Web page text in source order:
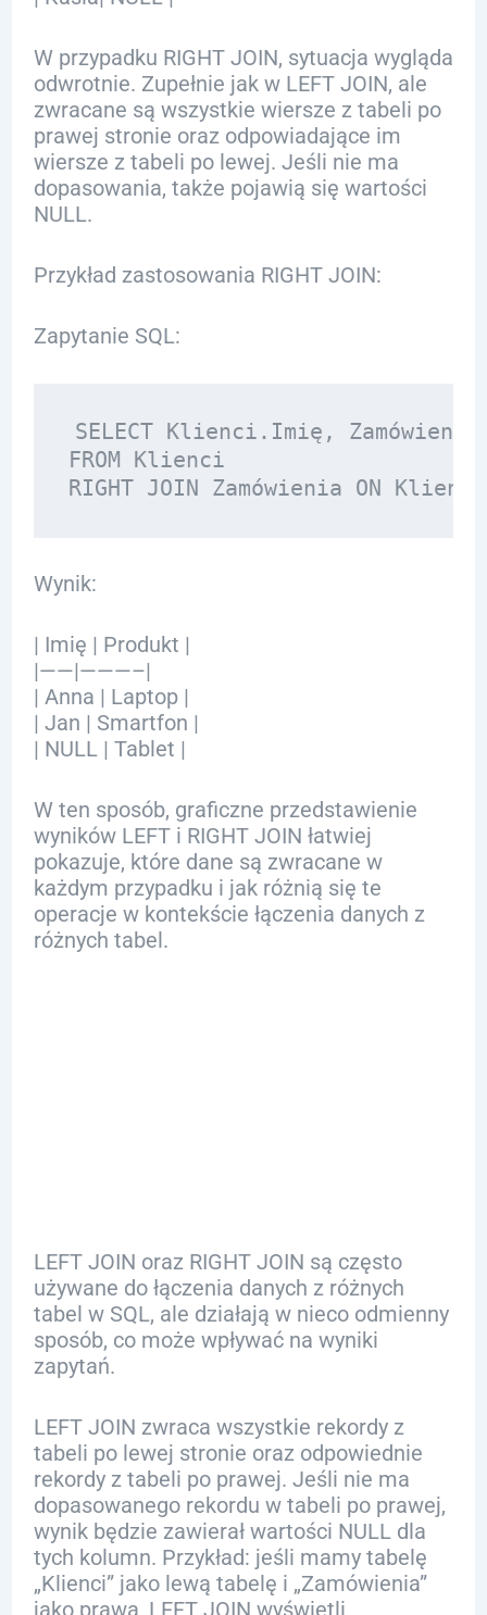
W przypadku RIGHT JOIN, sytuacja wygląda
odwrotnie. Zupełnie jak w LEFT JOIN, ale
zwracane są wszystkie wiersze z tabeli po
prawej stronie oraz odpowiadające im
wiersze z tabeli po lewej. Jeśli nie ma
dopasowania, także pojawią się wartości
NULL.
Przykład zastosowania RIGHT JOIN:
Zapytanie SQL:
SELECT Klienci.Imię,
FROM Klienci
Wynik:
| Imię | Produkt |
|——|———–|
| Anna | Laptop |
| Jan | Smartfon |
| NULL | Tablet |
W ten sposób, graficzne przedstawienie
wyników LEFT i RIGHT JOIN łatwiej
pokazuje, które dane są zwracane w
każdym przypadku i jak różnią się te
operacje w kontekście łączenia danych z
różnych tabel.
LEFT JOIN oraz RIGHT JOIN są często
używane do łączenia danych z różnych
tabel w SQL, ale działają w nieco odmienny
sposób, co może wpływać na wyniki
zapytań.
LEFT JOIN zwraca wszystkie rekordy z
tabeli po lewej stronie oraz odpowiednie
rekordy z tabeli po prawej. Jeśli nie ma
dopasowanego rekordu w tabeli po prawej,
wynik będzie zawierał wartości NULL dla
tych kolumn. Przykład: jeśli mamy tabelę
„Klienci” jako lewą tabelę i „Zamówienia”
jako prawą, LEFT JOIN wyświetli